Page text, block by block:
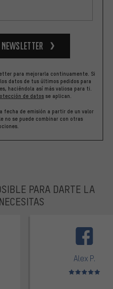
newsletter
para mejorarla continuamente. Si
datos de tus últimos pedidos para
haciéndola así más valiosa para ti.
de datos se aplican.
fecha de emisión a partir de un valor
no se puede combinar con otras
PARA DARTE LA
Alex P.
Valoración